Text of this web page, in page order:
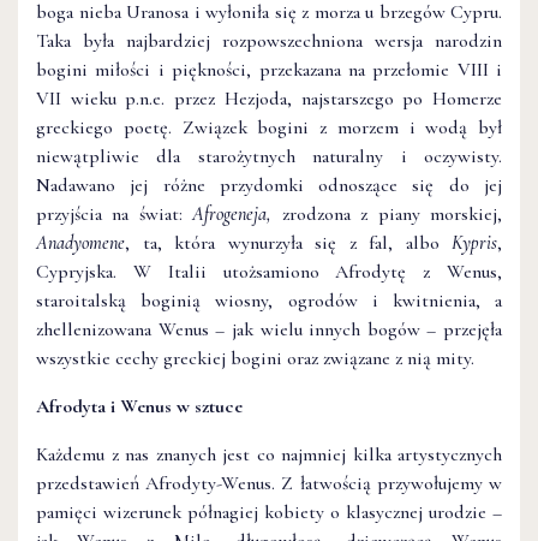
boga nieba Uranosa i wyłoniła się z morza u brzegów Cypru.
Taka była najbardziej rozpowszechniona wersja narodzin
bogini miłości i piękności, przekazana na przełomie VIII i
VII wieku p.n.e. przez Hezjoda, najstarszego po Homerze
greckiego poetę. Związek bogini z morzem i wodą był
niewątpliwie dla starożytnych naturalny i oczywisty.
Nadawano jej różne przydomki odnoszące się do jej
przyjścia na świat:Afrogeneja, zrodzona z piany morskiej,
Anadyomene, ta, która wynurzyła się z fal, albo Kypris,
Cypryjska. W Italii utożsamiono Afrodytę z Wenus,
staroitalską boginią wiosny, ogrodów i kwitnienia, a
zhellenizowana Wenus – jak wielu innych bogów – przejęła
wszystkie cechy greckiej bogini oraz związane z nią mity.
Afrodyta i Wenus w sztuce
Każdemu z nas znanych jest co najmniej kilka artystycznych
przedstawień Afrodyty-Wenus. Z łatwością przywołujemy w
pamięci wizerunek półnagiej kobiety o klasycznej urodzie –